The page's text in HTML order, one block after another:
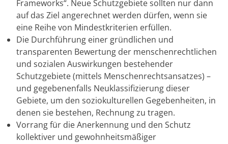
Frameworks“. Neue Schutzgebiete sollten nur dann
auf das Ziel angerechnet werden dürfen, wenn sie
eine Reihe von Mindestkriterien erfüllen.
Die Durchführung einer gründlichen und
transparenten Bewertung der menschenrechtlichen
und sozialen Auswirkungen bestehender
Schutzgebiete (mittels Menschenrechtsansatzes) –
und gegebenenfalls Neuklassifizierung dieser
Gebiete, um den soziokulturellen Gegebenheiten, in
denen sie bestehen, Rechnung zu tragen.
Vorrang für die Anerkennung und den Schutz
kollektiver und gewohnheitsmäßiger